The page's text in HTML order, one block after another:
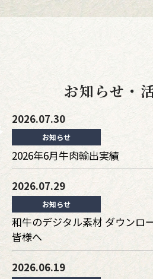
お知らせ・
2026.07.30
お知らせ
2026年6月牛肉輸出実績
2026.07.29
お知らせ
和牛のデジタル素材 ダウンロ
皆様へ
2026.06.19